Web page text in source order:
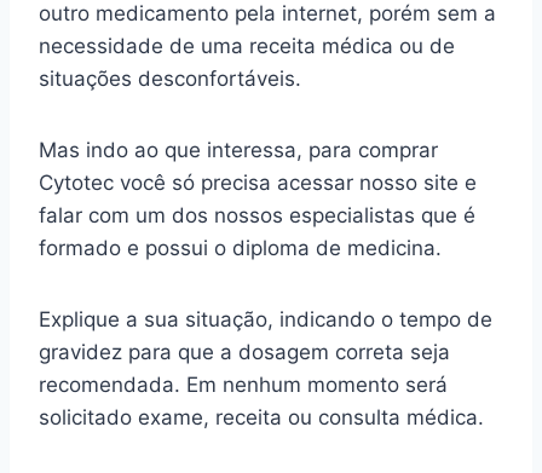
outro medicamento pela internet, porém sem a
necessidade de uma receita médica ou de
situações desconfortáveis.
Mas indo ao que interessa, para comprar
Cytotec você só precisa acessar nosso site e
falar com um dos nossos especialistas que é
formado e possui o diploma de medicina.
Explique a sua situação, indicando o tempo de
gravidez para que a dosagem correta seja
recomendada. Em nenhum momento será
solicitado exame, receita ou consulta médica.